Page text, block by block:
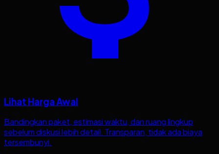
Lihat Harga Awal
Bandingkan paket, estimasi waktu, dan ruang lingkup
sebelum diskusi lebih detail. Transparan, tidak ada biaya
tersembunyi.